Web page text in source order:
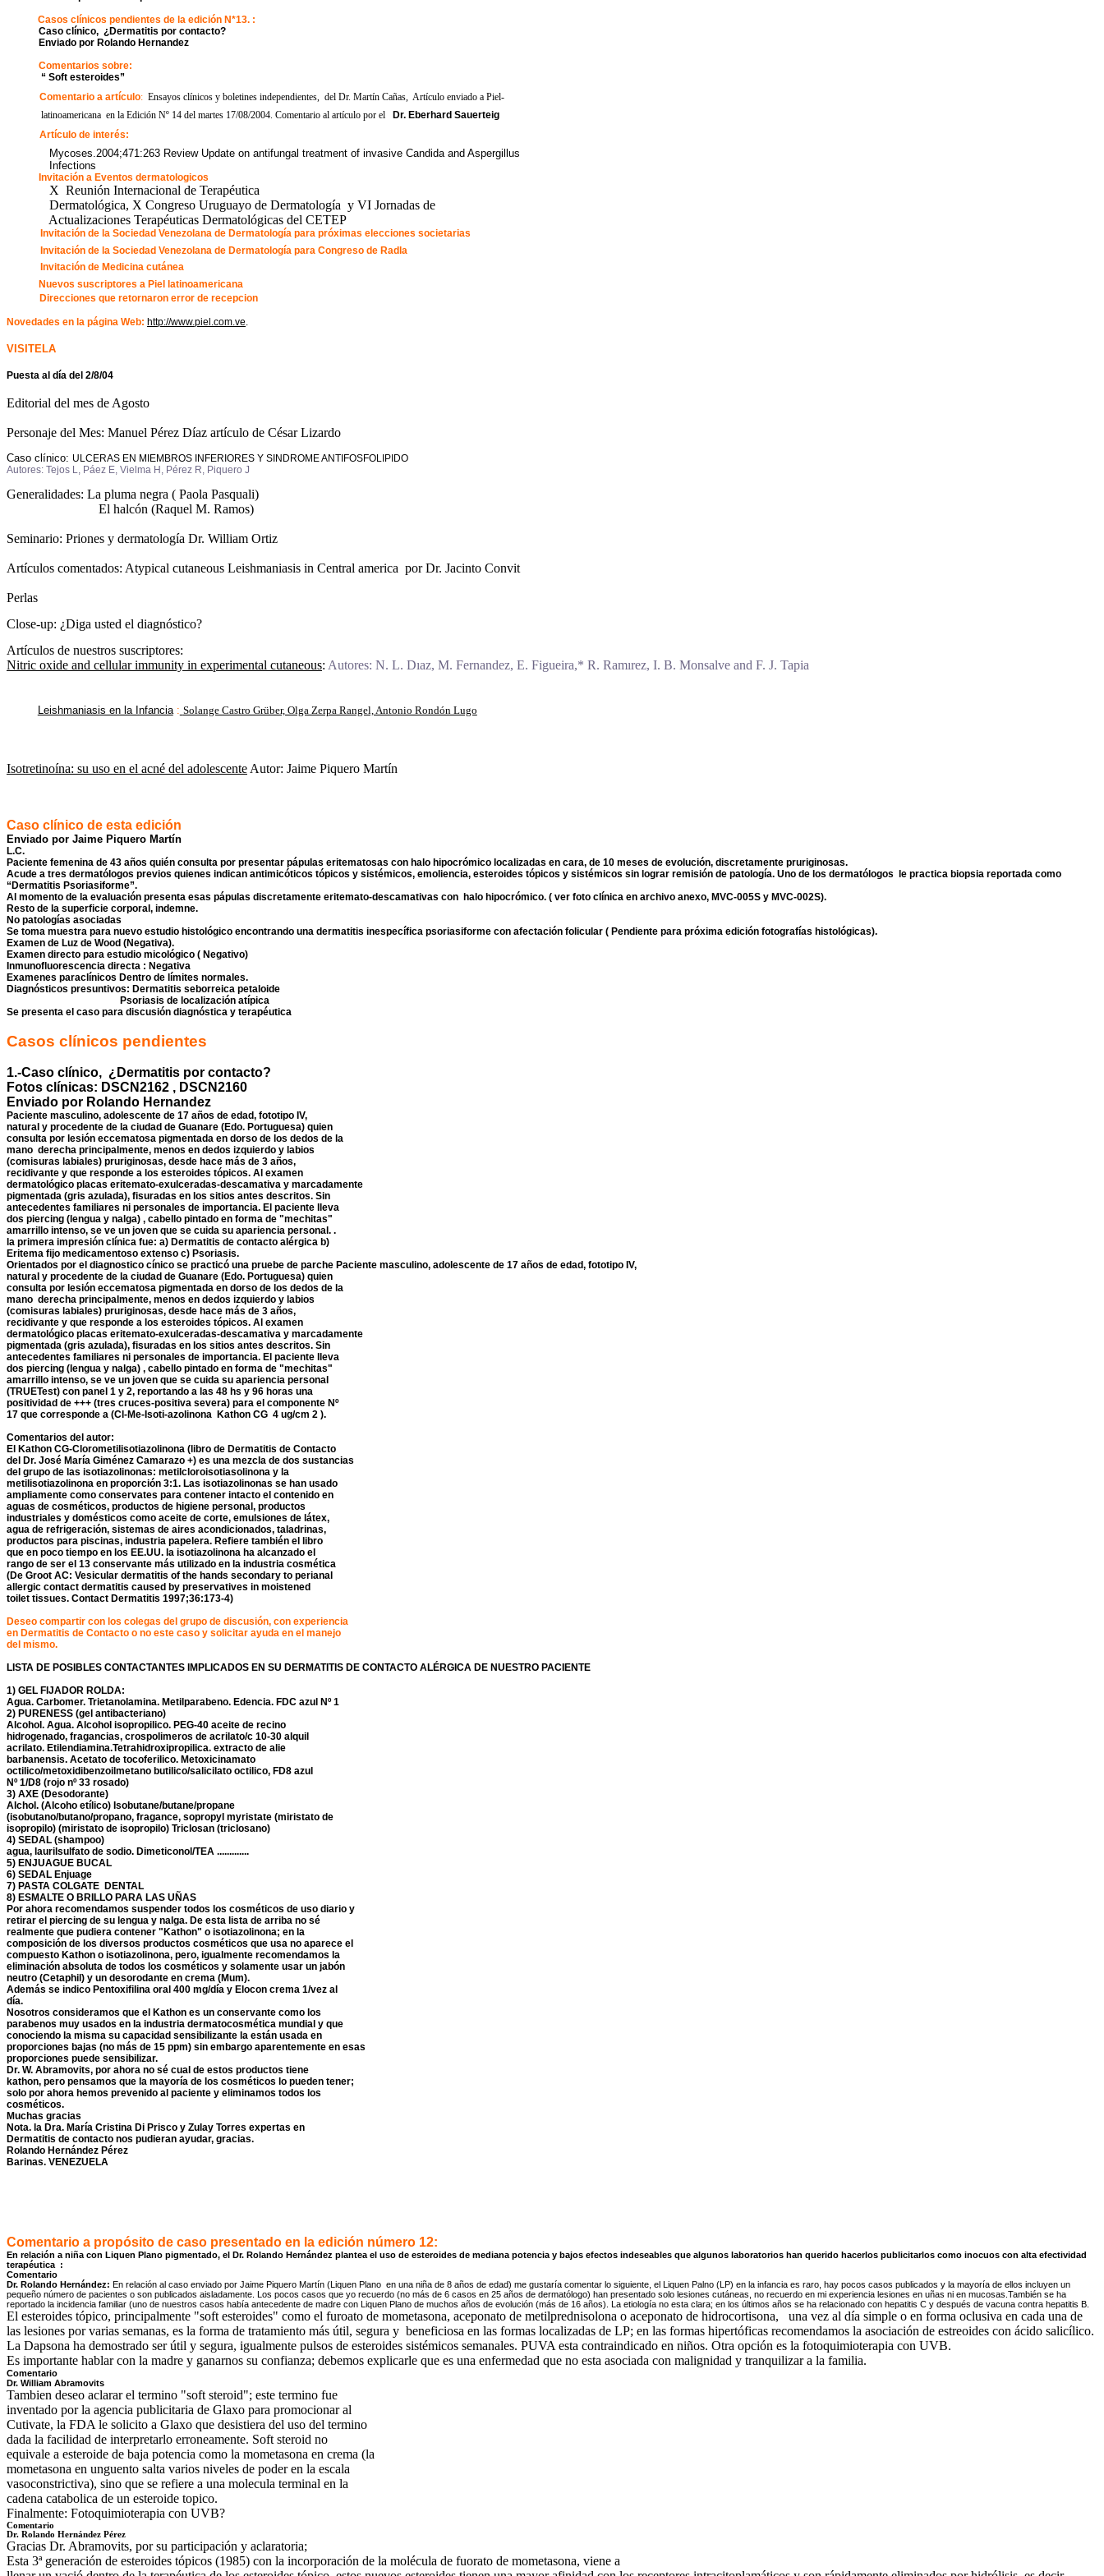
Casos clínicos pendientes de la edición N*13. :
Caso clínico, ¿Dermatitis por contacto?
Enviado por Rolando Hernandez
Comentarios sobre:
“ Soft esteroides”
Comentario a artículo: Ensayos clínicos y boletines independientes, del Dr. Martín Cañas, Artículo enviado a Piel-
latinoamericana en la Edición Nº 14 del martes 17/08/2004. Comentario al artículo por el Dr. Eberhard Sauerteig
Artículo de interés:
Mycoses.2004;471:263 Review Update on antifungal treatment of invasive Candida and Aspergillus
Infections
Invitación a Eventos dermatologicos
X Reunión Internacional de Terapéutica
Dermatológica, X Congreso Uruguayo de Dermatología y VI Jornadas de
Actualizaciones Terapéuticas Dermatológicas del CETEP
Invitación de la Sociedad Venezolanade Dermatología para próximas elecciones societarias
Invitación de la Sociedad Venezolana de Dermatología para Congreso de Radla
Invitación de Medicina cutánea
Nuevos suscriptores a Piel latinoamericana
Direcciones que retornaron error de recepcion
Novedades en la página Web: http://www.piel.com.ve.
VISITELA
Puesta al día del 2/8/04
Editorial del mes de Agosto
Personaje del Mes: Manuel Pérez Díaz artículo de César Lizardo
Caso clínico: ULCERAS EN MIEMBROS INFERIORES Y SINDROME ANTIFOSFOLIPIDO
Autores: Tejos L, Páez E, Vielma H, Pérez R, Piquero J
Generalidades: La pluma negra ( Paola Pasquali)
El halcón (Raquel M. Ramos)
Seminario: Priones y dermatología Dr. William Ortiz
Artículos comentados: Atypical cutaneous Leishmaniasis in Central america por Dr. Jacinto Convit
Perlas
Close-up: ¿Diga usted el diagnóstico?
Artículos de nuestros suscriptores:
Nitric oxide and cellular immunity in experimental cutaneous: Autores: N. L. Dıaz, M. Fernandez, E. Figueira,* R. Ramırez, I. B. Monsalve and F. J. Tapia
Leishmaniasis en la Infancia: Solange Castro Grüber, Olga Zerpa Rangel, Antonio Rondón Lugo
Isotretinoína: su uso en el acné del adolescente Autor: Jaime Piquero Martín
Caso clínico de esta edición
Enviado por Jaime Piquero Martín
L.C.
Paciente femenina de 43 años quién consulta por presentar pápulas eritematosas con halo hipocrómico localizadas en cara, de 10 meses de evolución, discretamente pruriginosas.
Acude a tres dermatólogos previos quienes indican antimicóticos tópicos y sistémicos, emoliencia, esteroides tópicos y sistémicos sin lograr remisión de patología. Uno de los dermatólogos le practica biopsia reportada como
“Dermatitis Psoriasiforme”.
Al momento de la evaluación presenta esas pápulas discretamente eritemato-descamativas con halo hipocrómico. ( ver foto clínica en archivo anexo, MVC-005S y MVC-002S).
Resto de la superficie corporal, indemne.
No patologías asociadas
Se toma muestra para nuevo estudio histológico encontrando una dermatitis inespecífica psoriasiforme con afectación folicular ( Pendiente para próxima edición fotografías histológicas).
Examen de Luz de Wood (Negativa).
Examen directo para estudio micológico ( Negativo)
Inmunofluorescencia directa : Negativa
Examenes paraclínicos Dentro de límites normales.
Diagnósticos presuntivos: Dermatitis seborreica petaloide
Psoriasis de localización atípica
Se presenta el caso para discusión diagnóstica y terapéutica
Casos clínicos pendientes
1.-Caso clínico, ¿Dermatitis por contacto?
Fotos clínicas: DSCN2162 , DSCN2160
Enviado por Rolando Hernandez
Paciente masculino, adolescente de 17 años de edad, fototipo IV,
natural y procedente de la ciudad de Guanare (Edo. Portuguesa) quien
consulta por lesión eccematosa pigmentada en dorso de los dedos de la
mano derecha principalmente, menos en dedos izquierdo y labios
(comisuras labiales) pruriginosas, desde hace más de 3 años,
recidivante y que responde a los esteroides tópicos. Al examen
dermatológico placas eritemato-exulceradas-descamativa y marcadamente
pigmentada (gris azulada), fisuradas en los sitios antes descritos. Sin
antecedentes familiares ni personales de importancia. El paciente lleva
dos piercing (lengua y nalga) , cabello pintado en forma de "mechitas"
amarrillo intenso, se ve un joven que se cuida su apariencia personal. .
la primera impresión clínica fue: a) Dermatitis de contacto alérgica b)
Eritema fijo medicamentoso extenso c) Psoriasis.
Orientados por el diagnostico cínico se practicó una pruebe de parche Paciente masculino, adolescente de 17 años de edad, fototipo IV,
natural y procedente de la ciudad de Guanare (Edo. Portuguesa) quien
consulta por lesión eccematosa pigmentada en dorso de los dedos de la
mano derecha principalmente, menos en dedos izquierdo y labios
(comisuras labiales) pruriginosas, desde hace más de 3 años,
recidivante y que responde a los esteroides tópicos. Al examen
dermatológico placas eritemato-exulceradas-descamativa y marcadamente
pigmentada (gris azulada), fisuradas en los sitios antes descritos. Sin
antecedentes familiares ni personales de importancia. El paciente lleva
dos piercing (lengua y nalga) , cabello pintado en forma de "mechitas"
amarrillo intenso, se ve un joven que se cuida su apariencia personal
(TRUETest) con panel 1 y 2, reportando a las 48 hs y 96 horas una
positividad de +++ (tres cruces-positiva severa) para el componente Nº
17 que corresponde a (Cl-Me-Isoti-azolinona Kathon CG 4 ug/cm 2 ).
Comentarios del autor:
El Kathon CG-Clorometilisotiazolinona (libro de Dermatitis de Contacto
del Dr. José María Giménez Camarazo +) es una mezcla de dos sustancias
del grupo de las isotiazolinonas: metilcloroisotiasolinona y la
metilisotiazolinona en proporción 3:1. Las isotiazolinonas se han usado
ampliamente como conservates para contener intacto el contenido en
aguas de cosméticos, productos de higiene personal, productos
industriales y domésticos como aceite de corte, emulsiones de látex,
agua de refrigeración, sistemas de aires acondicionados, taladrinas,
productos para piscinas, industria papelera. Refiere también el libro
que en poco tiempo en los EE.UU. la isotiazolinona ha alcanzado el
rango de ser el 13 conservante más utilizado en la industria cosmética
(De Groot AC: Vesicular dermatitis of the hands secondary to perianal
allergic contact dermatitis caused by preservatives in moistened
toilet tissues. Contact Dermatitis 1997;36:173-4)
Deseo compartir con los colegas del grupo de discusión, con experiencia
en Dermatitis de Contacto o no este caso y solicitar ayuda en el manejo
del mismo.
LISTA DE POSIBLES CONTACTANTES IMPLICADOS EN SU DERMATITIS DE CONTACTO ALÉRGICA DE NUESTRO PACIENTE
1) GEL FIJADOR ROLDA:
Agua. Carbomer. Trietanolamina. Metilparabeno. Edencia. FDC azul Nº 1
2) PURENESS (gel antibacteriano)
Alcohol. Agua. Alcohol isopropilico. PEG-40 aceite de recino
hidrogenado, fragancias, crospolimeros de acrilato/c 10-30 alquil
acrilato. Etilendiamina.Tetrahidroxipropilica. extracto de alie
barbanensis. Acetato de tocoferilico. Metoxicinamato
octilico/metoxidibenzoilmetano butilico/salicilato octilico, FD8 azul
Nº 1/D8 (rojo nº 33 rosado)
3) AXE (Desodorante)
Alchol. (Alcoho etílico) Isobutane/butane/propane
(isobutano/butano/propano, fragance, sopropyl myristate (miristato de
isopropilo) (miristato de isopropilo) Triclosan (triclosano)
4) SEDAL (shampoo)
agua, laurilsulfato de sodio. Dimeticonol/TEA .............
5) ENJUAGUE BUCAL
6) SEDAL Enjuage
7) PASTA COLGATE DENTAL
8) ESMALTE O BRILLO PARA LAS UÑAS
Por ahora recomendamos suspender todos los cosméticos de uso diario y
retirar el piercing de su lengua y nalga. De esta lista de arriba no sé
realmente que pudiera contener "Kathon" o isotiazolinona; en la
composición de los diversos productos cosméticos que usa no aparece el
compuesto Kathon o isotiazolinona, pero, igualmente recomendamos la
eliminación absoluta de todos los cosméticos y solamente usar un jabón
neutro (Cetaphil) y un desorodante en crema (Mum).
Además se indico Pentoxifilina oral 400 mg/día y Elocon crema 1/vez al
día.
Nosotros consideramos que el Kathon es un conservante como los
parabenos muy usados en la industria dermatocosmética mundial y que
conociendo la misma su capacidad sensibilizante la están usada en
proporciones bajas (no más de 15 ppm) sin embargo aparentemente en esas
proporciones puede sensibilizar.
Dr. W. Abramovits, por ahora no sé cual de estos productos tiene
kathon, pero pensamos que la mayoría de los cosméticos lo pueden tener;
solo por ahora hemos prevenido al paciente y eliminamos todos los
cosméticos.
Muchas gracias
Nota. la Dra. María Cristina Di Prisco y Zulay Torres expertas en
Dermatitis de contacto nos pudieran ayudar, gracias.
Rolando Hernández Pérez
Barinas. VENEZUELA
Comentario a propósito de caso presentado en la edición número 12:
En relación a niña con Liquen Plano pigmentado, el Dr. Rolando Hernández plantea el uso de esteroides de mediana potencia y bajos efectos indeseables que algunos laboratorios han querido hacerlos publicitarlos como inocuos con alta efectividad
terapéutica :
Comentario
Dr. Rolando Hernández: En relación al caso enviado por Jaime Piquero Martín (Liquen Plano en una niña de 8 años de edad) me gustaría comentar lo siguiente, el Liquen Palno (LP) en la infancia es raro, hay pocos casos publicados y la mayoría de ellos incluyen un
pequeño número de pacientes o son publicados aisladamente. Los pocos casos que yo recuerdo (no más de 6 casos en 25 años de dermatólogo) han presentado solo lesiones cutáneas, no recuerdo en mi experiencia lesiones en uñas ni en mucosas.También se ha
reportado la incidencia familiar (uno de nuestros casos había antecedente de madre con Liquen Plano de muchos años de evolución (más de 16 años). La etiología no esta clara; en los últimos años se ha relacionado con hepatitis C y después de vacuna contra hepatitis B.
El esteroides tópico, principalmente "soft esteroides" como el furoato de mometasona, aceponato de metilprednisolona o aceponato de hidrocortisona, una vez al día simple o en forma oclusiva en cada una de
las lesiones por varias semanas, es la forma de tratamiento más útil, segura y beneficiosa en las formas localizadas de LP; en las formas hipertóficas recomendamos la asociación de estreoides con ácido salicílico.
La Dapsona ha demostrado ser útil y segura, igualmente pulsos de esteroides sistémicos semanales. PUVA esta contraindicado en niños. Otra opción es la fotoquimioterapia con UVB.
Es importante hablar con la madre y ganarnos su confianza; debemos explicarle que es una enfermedad que no esta asociada con malignidad y tranquilizar a la familia.
Comentario
Dr. William Abramovits
Tambien deseo aclarar el termino "soft steroid"; este termino fue
inventado por la agencia publicitaria de Glaxo para promocionar al
Cutivate, la FDA le solicito a Glaxo que desistiera del uso del termino
dada la facilidad de interpretarlo erroneamente. Soft steroid no
equivale a esteroide de baja potencia como la mometasona en crema (la
mometasona en unguento salta varios niveles de poder en la escala
vasoconstrictiva), sino que se refiere a una molecula terminal en la
cadena catabolica de un esteroide topico.
Finalmente: Fotoquimioterapia con UVB?
Comentario
Dr. Rolando Hernández Pérez
Gracias Dr. Abramovits, por su participación y aclaratoria;
Esta 3ª generación de esteroides tópicos (1985) con la incorporación de la molécula de fuorato de mometasona, viene a